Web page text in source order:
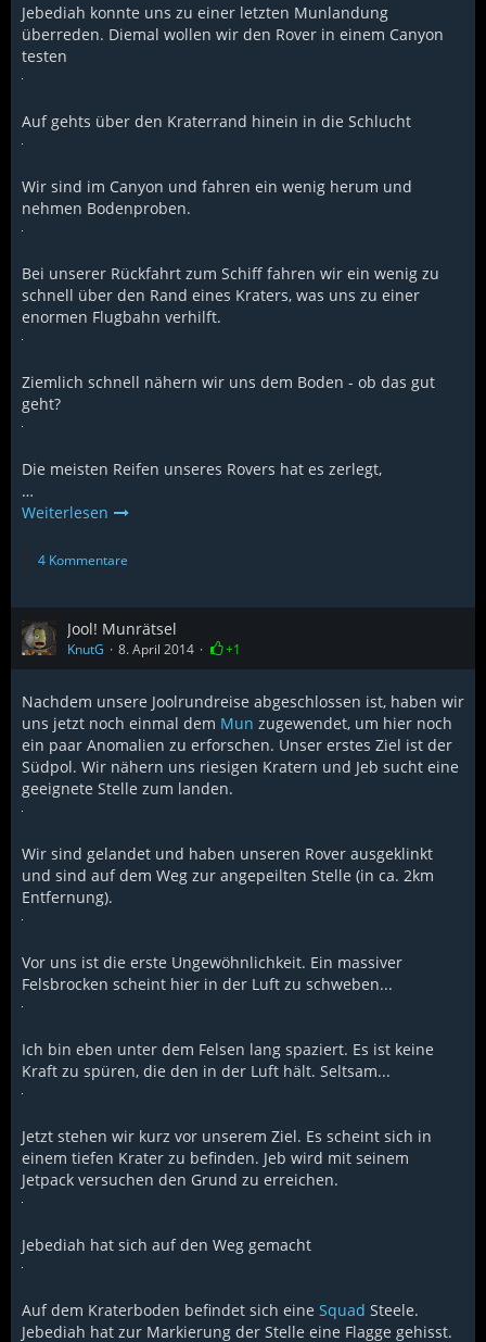
Jebediah konnte uns zu einer letzten Munlandung
überreden. Diemal wollen wir den Rover in einem Canyon
testen
Auf gehts über den Kraterrand hinein in die Schlucht
Wir sind im Canyon und fahren ein wenig herum und
nehmen Bodenproben.
Bei unserer Rückfahrt zum Schiff fahren wir ein wenig zu
schnell über den Rand eines Kraters, was uns zu einer
enormen Flugbahn verhilft.
Ziemlich schnell nähern wir uns dem Boden - ob das gut
geht?
Die meisten Reifen unseres Rovers hat es zerlegt,
…
Weiterlesen
4 Kommentare
Jool! Munrätsel
KnutG 8. April 2014 +1
Nachdem unsere Joolrundreise abgeschlossen ist, haben wir
uns jetzt noch einmal dem Mun zugewendet, um hier noch
ein paar Anomalien zu erforschen. Unser erstes Ziel ist der
Südpol. Wir nähern uns riesigen Kratern und Jeb sucht eine
geeignete Stelle zum landen.
Wir sind gelandet und haben unseren Rover ausgeklinkt
und sind auf dem Weg zur angepeilten Stelle (in ca. 2km
Entfernung).
Vor uns ist die erste Ungewöhnlichkeit. Ein massiver
Felsbrocken scheint hier in der Luft zu schweben...
Ich bin eben unter dem Felsen lang spaziert. Es ist keine
Kraft zu spüren, die den in der Luft hält. Seltsam...
Jetzt stehen wir kurz vor unserem Ziel. Es scheint sich in
einem tiefen Krater zu befinden. Jeb wird mit seinem
Jetpack versuchen den Grund zu erreichen.
Jebediah hat sich auf den Weg gemacht
Auf dem Kraterboden befindet sich eine Squad Steele.
Jebediah hat zur Markierung der Stelle eine Flagge gehisst.